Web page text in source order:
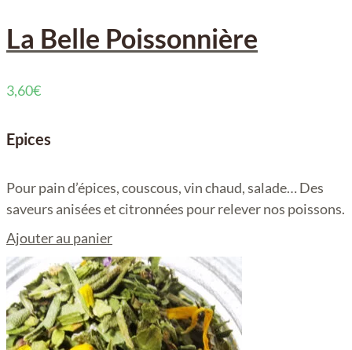
La Belle Poissonnière
3,60€
Epices
Pour pain d’épices, couscous, vin chaud, salade… Des
saveurs anisées et citronnées pour relever nos poissons.
Ajouter au panier